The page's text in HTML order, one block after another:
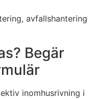
avfallshantering
Begär
inomhusrivning i